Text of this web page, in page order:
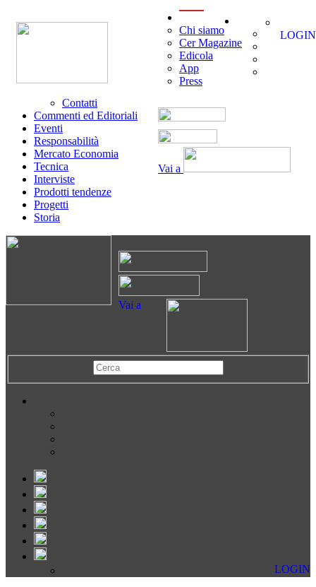
Vai a
Chi siamo
Cer Magazine
Edicola
App
Press
Contatti
Commenti ed Editoriali
Eventi
Responsabilità
Mercato Economia
Tecnica
Interviste
Prodotti tendenze
Progetti
Storia
LOGIN
Vai a
LOGIN